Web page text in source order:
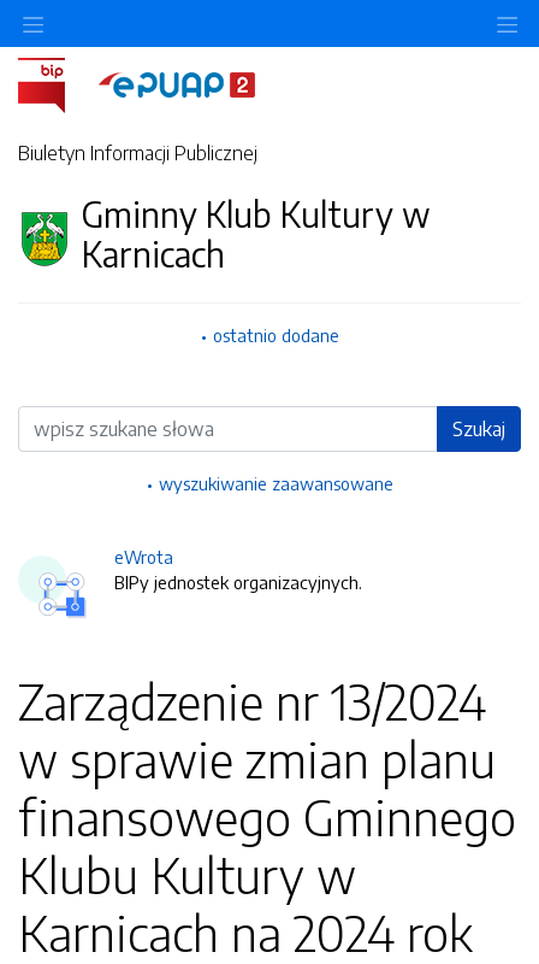
Biuletyn Informacji Publicznej
Gminny Klub Kultury w
Karnicach
ostatnio dodane
Wyszukiwarka Szukaj
wyszukiwanie zaawansowane
eWrota
BIPy jednostek organizacyjnych.
Zarządzenie nr 13/2024
w sprawie zmian planu
finansowego Gminnego
Klubu Kultury w
Karnicach na 2024 rok